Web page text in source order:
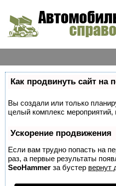
Как продвинуть сайт на
Вы создали или только
целый комплекс
Ускорение продвижения
Если вам трудно попасть на
раз, а первые результаты
SeoHammer за бустер вернут